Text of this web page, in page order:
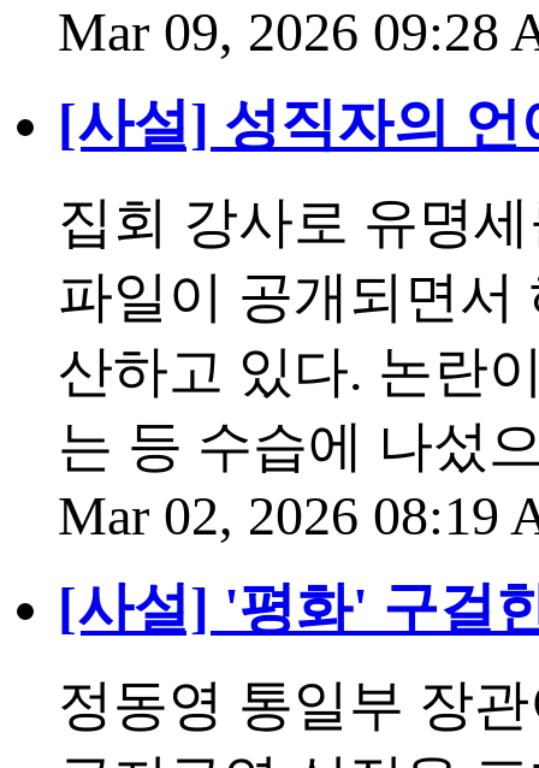
Mar 09, 2026 09:28
[사설] 성직자의
집회 강사로 유명
파일이 공개되면서
산하고 있다. 논란
는 등 수습에 나섰
Mar 02, 2026 08:19
[사설] '평화' 구걸
정동영 통일부 장